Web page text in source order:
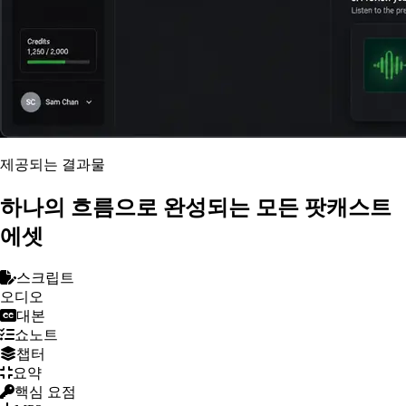
제공되는 결과물
하나의 흐름으로 완성되는 모든 팟캐스트
에셋
스크립트
오디오
대본
쇼노트
챕터
요약
핵심 요점